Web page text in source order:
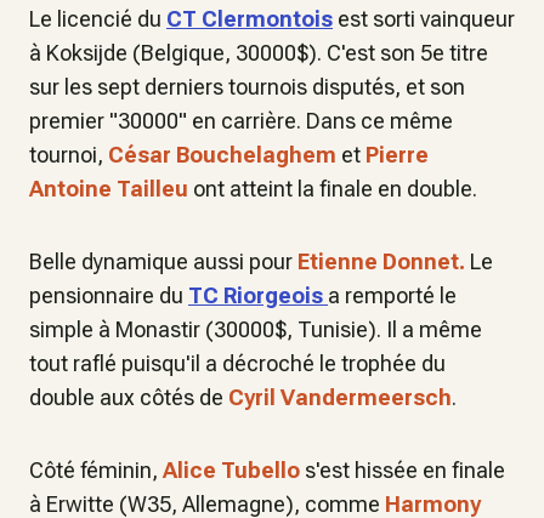
Le licencié du CT Clermontois est sorti vainqueur
à Koksijde (Belgique, 30000$). C'est son 5e titre
sur les sept derniers tournois disputés, et son
premier "30000" en carrière. Dans ce même
tournoi, César Bouchelaghem et Pierre
Antoine Tailleu ont atteint la finale en double.
Belle dynamique aussi pour Etienne Donnet. Le
pensionnaire du TC Riorgeois a remporté le
simple à Monastir (30000$, Tunisie). Il a même
tout raflé puisqu'il a décroché le trophée du
double aux côtés de Cyril Vandermeersch.
Côté féminin, Alice Tubello s'est hissée en finale
à Erwitte (W35, Allemagne), comme Harmony